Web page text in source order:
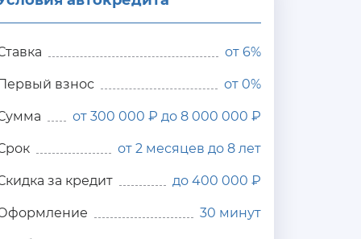
от 6%
взнос от 0%
от 300 000 ₽ до 8 000 000 ₽
от 2 месяцев до 8 лет
за кредит до 400 000 ₽
30 минут